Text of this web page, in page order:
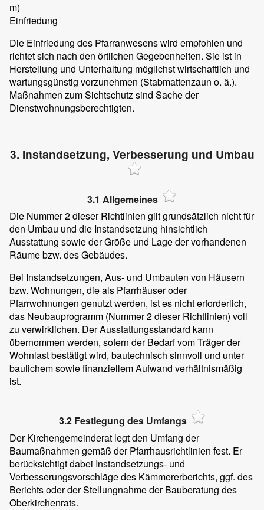
m)
Einfriedung
Die Einfriedung des Pfarranwesens wird empfohlen und
richtet sich nach den örtlichen Gegebenheiten. Sie ist in
Herstellung und Unterhaltung möglichst wirtschaftlich und
wartungsgünstig vorzunehmen (Stabmattenzaun o. ä.).
Maßnahmen zum Sichtschutz sind Sache der
Dienstwohnungsberechtigten.
3. Instandsetzung, Verbesserung und Umbau
3.1 Allgemeines
Die Nummer 2 dieser Richtlinien gilt grundsätzlich nicht für
den Umbau und die Instandsetzung hinsichtlich
Ausstattung sowie der Größe und Lage der vorhandenen
Räume bzw. des Gebäudes.
Bei Instandsetzungen, Aus- und Umbauten von Häusern
bzw. Wohnungen, die als Pfarrhäuser oder
Pfarrwohnungen genutzt werden, ist es nicht erforderlich,
das Neubauprogramm (Nummer 2 dieser Richtlinien) voll
zu verwirklichen. Der Ausstattungsstandard kann
übernommen werden, sofern der Bedarf vom Träger der
Wohnlast bestätigt wird, bautechnisch sinnvoll und unter
baulichem sowie finanziellem Aufwand verhältnismäßig
ist.
3.2 Festlegung des Umfangs
Der Kirchengemeinderat legt den Umfang der
Baumaßnahmen gemäß der Pfarrhausrichtlinien fest. Er
berücksichtigt dabei Instandsetzungs- und
Verbesserungsvorschläge des Kämmererberichts, ggf. des
Berichts oder der Stellungnahme der Bauberatung des
Oberkirchenrats.